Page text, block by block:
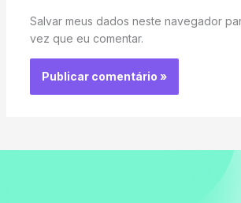
Salvar meus dados neste navegador
vez que eu comentar.